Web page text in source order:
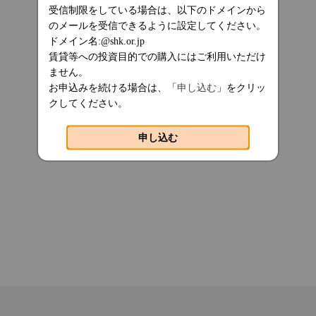
受信制限をしている場合は、以下のドメインから
のメールを受信できるように設定してください。
ドメイン名:@shk.or.jp
賃貸等への投資目的での購入にはご利用いただけ
ません。
お申込みを続ける場合は、「申し込む 」をクリッ
クしてください。
申し込む